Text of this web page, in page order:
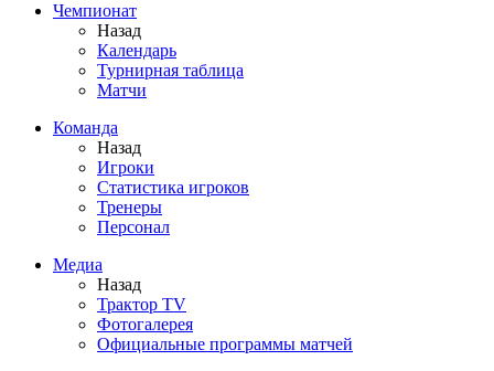
Чемпионат
Назад
Календарь
Турнирная таблица
Матчи
Команда
Назад
Игроки
Статистика игроков
Тренеры
Персонал
Медиа
Назад
Трактор TV
Фотогалерея
Официальные программы матчей